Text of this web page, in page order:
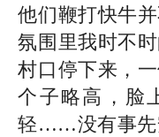
他们鞭打快牛
氛围里我时不
村口停下来，
个子略高，脸
轻……没有事先